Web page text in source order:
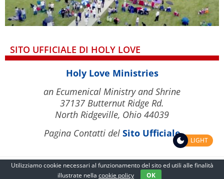
SITO UFFICIALE DI HOLY LOVE
Holy Love Ministries
an Ecumenical Ministry and Shrine
37137 Butternut Ridge Rd.
North Ridgeville, Ohio 44039
Pagina Contatti del Sito Ufficiale
Utilizziamo cookie necessari al funzionamento del sito ed utili alle finalità
illustrate nella cookie policy OK
LIGHT